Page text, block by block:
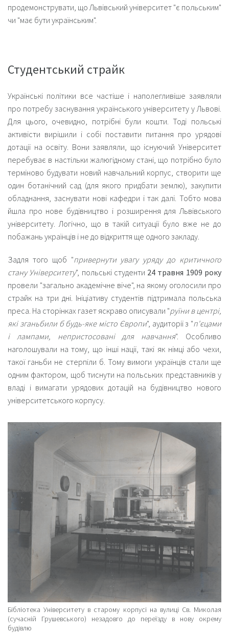
продемонструвати, що Львівський університет "є польським"
чи "має бути українським".
Студентський страйк
Українські політики все частіше і наполегливіше заявляли
про потребу заснування українського університету у Львові.
Для цього, очевидно, потрібні були кошти. Тоді польські
активісти вирішили і собі поставити питання про урядові
дотації на освіту. Вони заявляли, що існуючий Університет
перебуває в настільки жалюгідному стані, що потрібно було
терміново будувати новий навчальний корпус, створити ще
один ботанічний сад (для якого придбати землю), закупити
обладнання, заснувати нові кафедри і так далі. Тобто мова
йшла про нове будівництво і розширення для Львівського
університету. Логічно, що в такій ситуації було вже не до
побажань українців і не до відкриття ще одного закладу.
Задля того щоб "привернути увагу уряду до критичного
стану Університету", польські студенти 24 травня 1909 року
провели "загально академічне віче", на якому оголосили про
страйк на три дні. Ініціативу студентів підтримала польська
преса. На сторінках газет яскраво описували "руїни в центрі,
які зганьбили б будь-яке місто Європи", аудиторії з "п'єцами
і лампами, непристосовані для навчання". Особливо
наголошували на тому, що інші нації, такі як німці або чехи,
такої ганьби не стерпіли б. Тому вимоги українців стали ще
одним фактором, щоб тиснути на польських представників у
владі і вимагати урядових дотацій на будівництво нового
університетського корпусу.
Бібліотека Університету в старому корпусі на вулиці Св. Миколая
(сучасній Грушевського) незадовго до переїзду в нову окрему
будівлю